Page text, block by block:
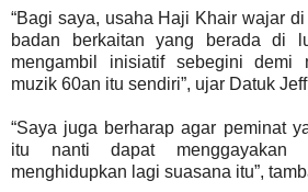
“Bagi saya, usaha Haji Khair wajar
badan berkaitan yang berada di
mengambil inisiatif sebegini demi
muzik 60an itu sendiri”, ujar Datuk
“Saya juga berharap agar peminat
itu nanti dapat menggayakan
menghidupkan lagi suasana itu”,